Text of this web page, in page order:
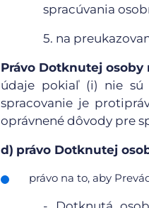
spracúvania
5. na
Právo Dotknutej osoby
údaje pokiaľ (i) nie sú
spracovanie je
oprávnené dôvody pre
d) právo Dotknutej
právo na to, aby